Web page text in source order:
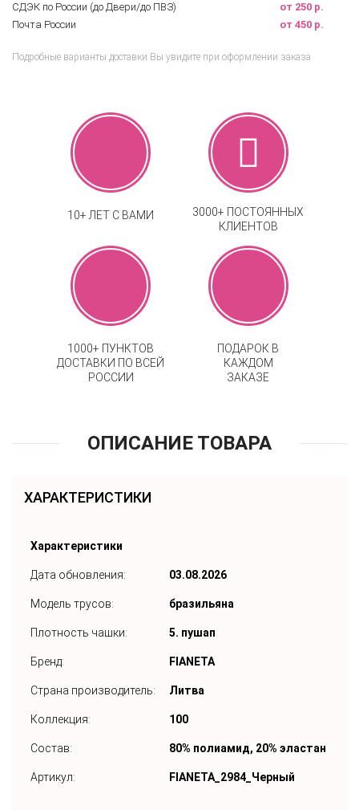
СДЭК по России (до Двери/до ПВЗ)
от 250 р.
Почта России
от 450 р.
Подробные варианты доставки Вы увидите при оформлении заказа
10+ ЛЕТ С ВАМИ
3000+ ПОСТОЯННЫХ
КЛИЕНТОВ
1000+ ПУНКТОВ
ДОСТАВКИ ПО ВСЕЙ
РОССИИ
ПОДАРОК В
КАЖДОМ
ЗАКАЗЕ
ОПИСАНИЕ ТОВАРА
ХАРАКТЕРИСТИКИ
Характеристики
Дата обновления: 03.08.2026
Модель трусов: бразильяна
Плотность чашки: 5. пушап
Бренд: FIANETA
Страна производитель: Литва
Коллекция: 100
Состав: 80% полиамид, 20% эластан
Артикул: FIANETA_2984_Черный